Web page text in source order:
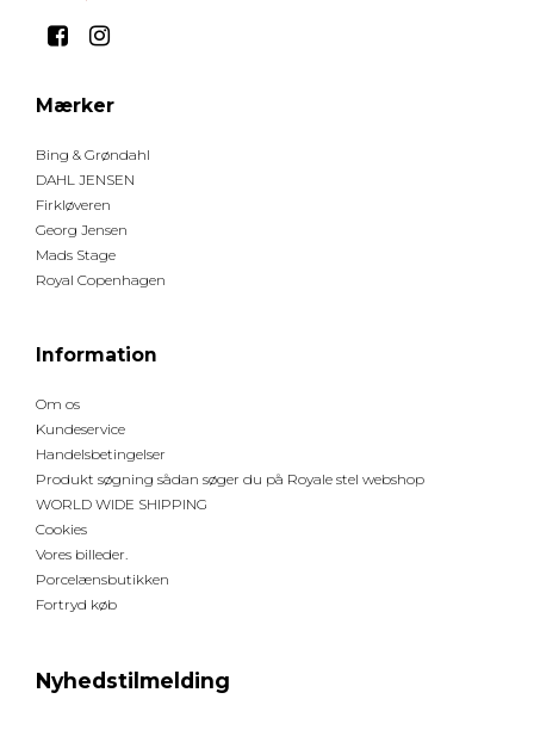
Mærker
Bing & Grøndahl
DAHL JENSEN
Firkløveren
Georg Jensen
Mads Stage
Royal Copenhagen
Information
Om os
Kundeservice
Handelsbetingelser
Produkt søgning sådan søger du på Royale stel webshop
WORLD WIDE SHIPPING
Cookies
Vores billeder.
Porcelænsbutikken
Fortryd køb
Nyhedstilmelding